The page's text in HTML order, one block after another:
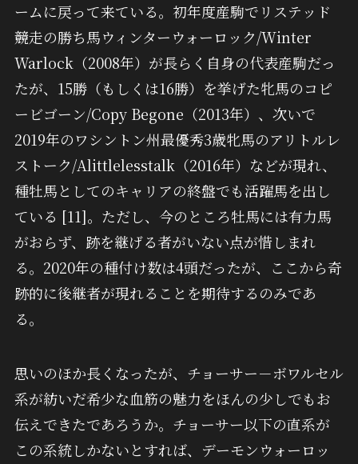
ームに戻って来ている。初年度産駒でリステッド
競走の勝ち馬ウィンターウォーロック/Winter
Warlock（2008年）が長らく自身の代表産駒だっ
たが、15勝（もしくは16勝）を挙げた牝馬のコピ
ービゴーン/Copy Begone（2013年）、次いで
2019年のワシントン州最優秀3歳牝馬のアリトルレ
ストーク/Alittlelesstalk（2016年）などが現れ、
種牡馬としてのキャリアの終盤でも活躍馬を出し
ている [11]。ただし、今のところ牡馬には有力馬
がおらず、跡を継げる者がいない点が惜しまれ
る。2020年の種付け数は4頭だったが、ここから奇
跡的に後継者が現れることを期待するのみであ
る。
思いのほか長くなったが、チョーサー－ボワルセル
系が紡いだ希少な血筋の魅力をほんの少しでもお
伝えできたであろうか。チョーサー以下の直系が
この系統しかないとすれば、デーモンウォーロッ